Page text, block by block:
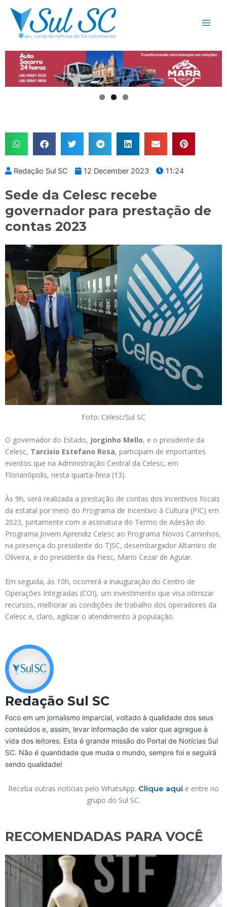
Skip
content
Redação Sul SC 12 December 2023 11:24
Sede da Celesc recebe
governador para prestação de
contas 2023
Foto: Celesc/Sul SC
O governador do Estado, Jorginho Mello, e o presidente da
Celesc, Tarcisio Estefano Rosa, participam de importantes
eventos que na Administração Central da Celesc, em
Florianópolis, nesta quarta-feira (13).
Às 9h, será realizada a prestação de contas dos incentivos fiscais
da estatal por meio do Programa de Incentivo à Cultura (PIC) em
2023, juntamente com a assinatura do Termo de Adesão do
Programa Jovem Aprendiz Celesc ao Programa Novos Caminhos,
na presença do presidente do TJSC, desembargador Altamiro de
Oliveira, e do presidente da Fiesc, Mario Cezar de Aguiar.
Em seguida, às 10h, ocorrerá a inauguração do Centro de
Operações Integradas (COI), um investimento que visa otimizar
recursos, melhorar as condições de trabalho dos operadores da
Celesc e, claro, agilizar o atendimento à população.
Redação Sul SC
Foco em um jornalismo imparcial, voltado à qualidade dos seus
conteúdos e, assim, levar informação de valor que agregue à
vida dos leitores. Esta é grande missão do Portal de Notícias Sul
SC. Não é quantidade que muda o mundo, sempre foi e seguirá
sendo qualidade!
Receba outras notícias pelo WhatsApp. Clique aqui e entre no
grupo do Sul SC.
RECOMENDADAS PARA VOCÊ​